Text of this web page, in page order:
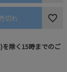
切れ
除く15時までのご